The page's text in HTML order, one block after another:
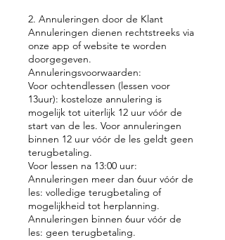
2. Annuleringen door de Klant
Annuleringen dienen rechtstreeks via
onze app of website te worden
doorgegeven.
Annuleringsvoorwaarden:
Voor ochtendlessen (lessen voor
13uur): kosteloze annulering is
mogelijk tot uiterlijk 12 uur vóór de
start van de les. Voor annuleringen
binnen 12 uur vóór de les geldt geen
terugbetaling.
Voor lessen na 13:00 uur:
Annuleringen meer dan 6uur vóór de
les: volledige terugbetaling of
mogelijkheid tot herplanning.
Annuleringen binnen 6uur vóór de
les: geen terugbetaling.